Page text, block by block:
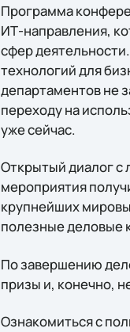
Программа
ИТ-направления,
сфер
технологий для
департаментов не
переходу на
уже сейчас.
Открытый диалог с
мероприятия
крупнейших
полезные деловые
По завершению
призы и, конечно,
Ознакомиться с